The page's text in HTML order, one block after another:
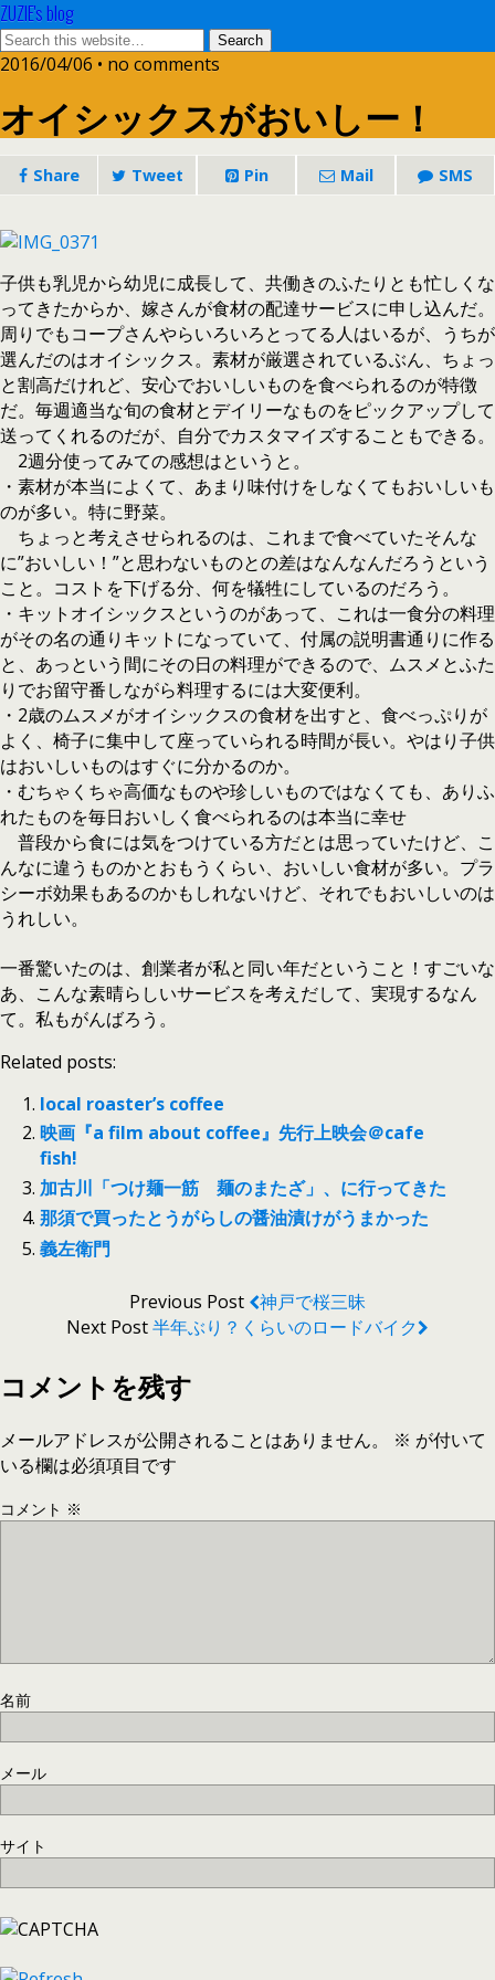
ZUZIE's blog
2016/04/06 • no comments
オイシックスがおいしー！
Share Tweet Pin Mail SMS
子供も乳児から幼児に成長して、共働きのふたりとも忙しくな
ってきたからか、嫁さんが食材の配達サービスに申し込んだ。
周りでもコープさんやらいろいろとってる人はいるが、うちが
選んだのはオイシックス。素材が厳選されているぶん、ちょっ
と割高だけれど、安心でおいしいものを食べられるのが特徴
だ。毎週適当な旬の食材とデイリーなものをピックアップして
送ってくれるのだが、自分でカスタマイズすることもできる。
2週分使ってみての感想はというと。
・素材が本当によくて、あまり味付けをしなくてもおいしいも
のが多い。特に野菜。
ちょっと考えさせられるのは、これまで食べていたそんな
に”おいしい！”と思わないものとの差はなんなんだろうという
こと。コストを下げる分、何を犠牲にしているのだろう。
・キットオイシックスというのがあって、これは一食分の料理
がその名の通りキットになっていて、付属の説明書通りに作る
と、あっという間にその日の料理ができるので、ムスメとふた
りでお留守番しながら料理するには大変便利。
・2歳のムスメがオイシックスの食材を出すと、食べっぷりが
よく、椅子に集中して座っていられる時間が長い。やはり子供
はおいしいものはすぐに分かるのか。
・むちゃくちゃ高価なものや珍しいものではなくても、ありふ
れたものを毎日おいしく食べられるのは本当に幸せ
普段から食には気をつけている方だとは思っていたけど、こ
んなに違うものかとおもうくらい、おいしい食材が多い。プラ
シーボ効果もあるのかもしれないけど、それでもおいしいのは
うれしい。
一番驚いたのは、創業者が私と同い年だということ！すごいな
あ、こんな素晴らしいサービスを考えだして、実現するなん
て。私もがんばろう。
Related posts:
local roaster’s coffee
映画『a film about coffee』先行上映会＠cafe
fish!
加古川「つけ麺一筋 麺のまたざ」、に行ってきた
那須で買ったとうがらしの醤油漬けがうまかった
義左衛門
Previous Post
神戸で桜三昧
Next Post半年ぶり？くらいのロードバイク
コメントを残す
メールアドレスが公開されることはありません。 ※ が付いて
いる欄は必須項目です
コメント ※
名前
メール
サイト